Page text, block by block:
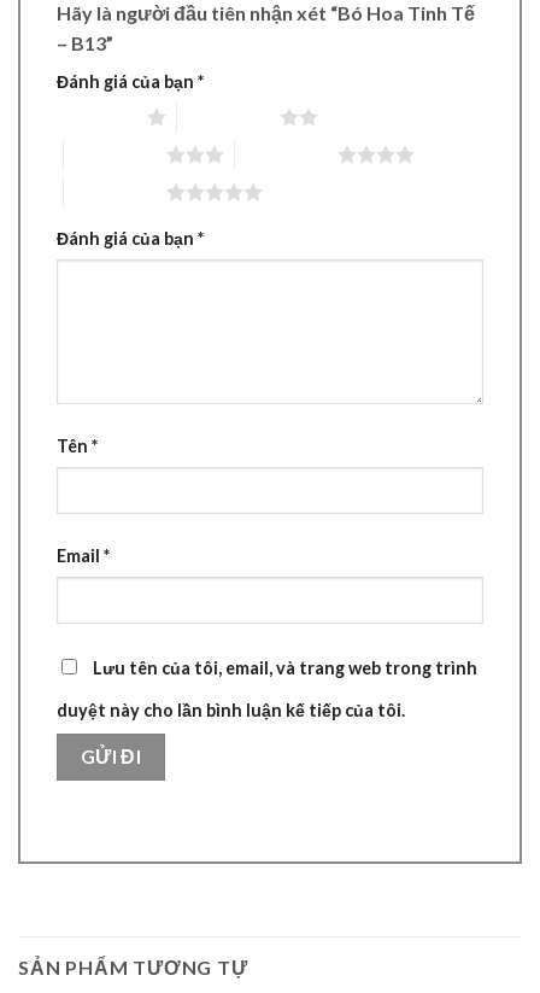
Hãy là người đầu tiên nhận xét “Bó Hoa Tinh Tế
– B13”
Đánh giá của bạn *
Đánh giá của bạn *
Tên *
Email *
Lưu tên của tôi, email, và trang web trong trình
duyệt này cho lần bình luận kế tiếp của tôi.
SẢN PHẨM TƯƠNG TỰ